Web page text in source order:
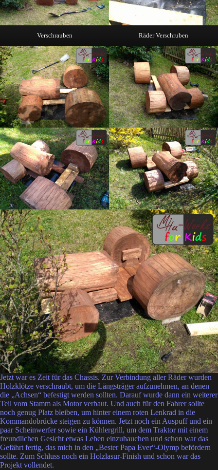
Verschrauben Räder Verschruben
Jetzt war es Zeit für das Chassis. Zur Verbindung aller Räder wurden
Holzklötze verschraubt, um die Längsträger aufzunehmen, an denen
die „Achsen“ befestigt werden sollten. Darauf wurde dann ein weiterer
Teil vom Stamm als Motor verbaut. Und auch für den Fahrer sollte
noch genug Platz bleiben, um hinter einem roten Lenkrad in die
Kommandobrücke steigen zu können. Jetzt noch ein Auspuff und ein
paar Scheinwerfer sowie ein Kühlergrill, um dem Traktor mit einem
freundlichen Gesicht etwas Leben einzuhauchen und schon war das
Gefährt fertig, das mich in den „Bester Papa Ever“-Olymp befördern
sollte. Zum Schluss noch ein Holzlasur-Finish und schon war das
Projekt vollendet.